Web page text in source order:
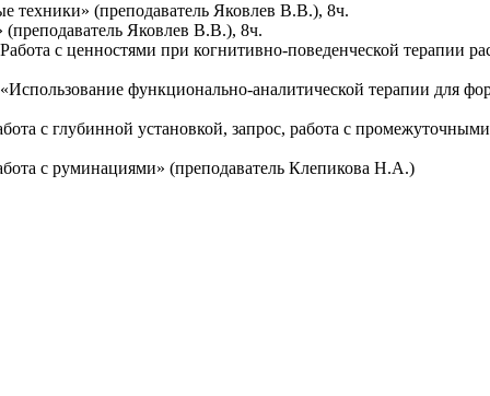
(преподаватель Яковлев В.В.), 8ч.
Яковлев В.В.), 8ч.
с ценностями при когнитивно-поведенческой терапии
функционально-аналитической терапии для
с глубинной установкой, запрос, работа с
с руминациями» (преподаватель Клепикова Н.А.)